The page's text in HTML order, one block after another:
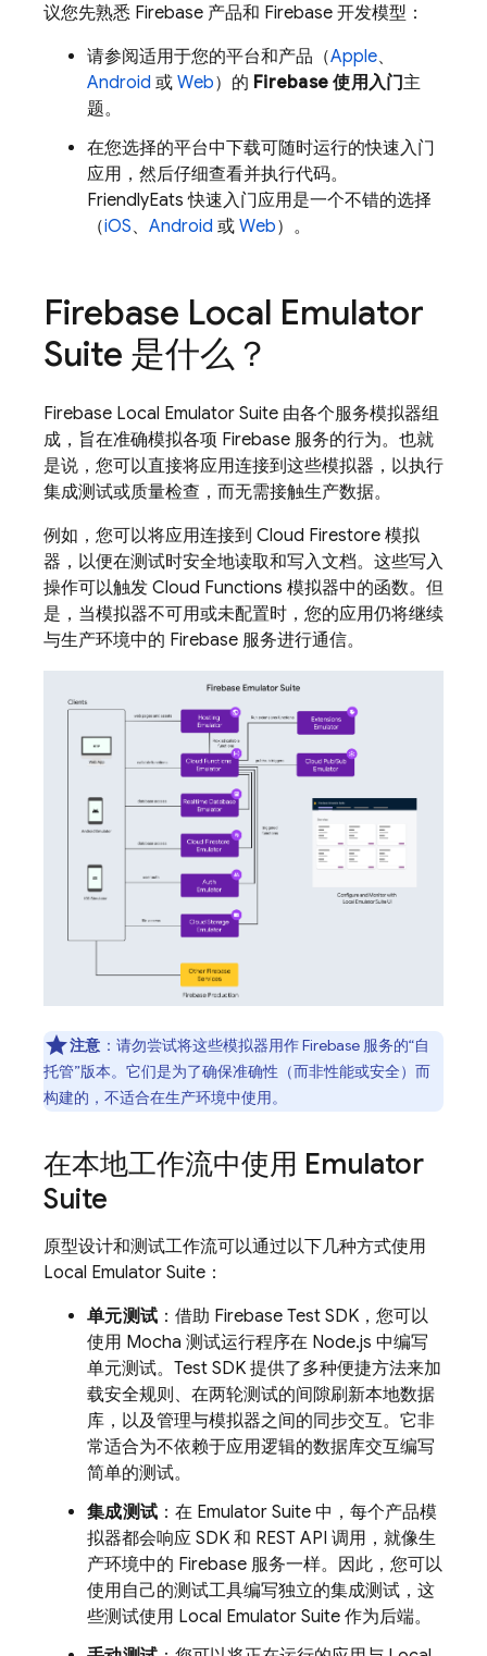
议您先熟悉 Firebase 产品和 Firebase 开发模型：
请参阅适用于您的平台和产品（Apple、
Android 或 Web）的 Firebase 使用入门主
题。
在您选择的平台中下载可随时运行的快速入门
应用，然后仔细查看并执行代码。
FriendlyEats 快速入门应用是一个不错的选择
（iOS、 Android 或 Web）。
Firebase Local Emulator
Suite 是什么？
Firebase Local Emulator Suite 由各个服务模拟器组
成，旨在准确模拟各项 Firebase 服务的行为。也就
是说，您可以直接将应用连接到这些模拟器，以执行
集成测试或质量检查，而无需接触生产数据。
例如，您可以将应用连接到 Cloud Firestore 模拟
器，以便在测试时安全地读取和写入文档。这些写入
操作可以触发 Cloud Functions 模拟器中的函数。但
是，当模拟器不可用或未配置时，您的应用仍将继续
与生产环境中的 Firebase 服务进行通信。
注意 ：请勿尝试将这些模拟器用作 Firebase 服务的“自
托管”版本。它们是为了确保准确性（而非性能或安全）而
构建的，不适合在生产环境中使用。
在本地工作流中使用 Emulator
Suite
原型设计和测试工作流可以通过以下几种方式使用
Local Emulator Suite：
单元测试 ：借助 Firebase Test SDK，您可以
使用 Mocha 测试运行程序在 Node.js 中编写
单元测试。Test SDK 提供了多种便捷方法来加
载安全规则、在两轮测试的间隙刷新本地数据
库，以及管理与模拟器之间的同步交互。它非
常适合为不依赖于应用逻辑的数据库交互编写
简单的测试。
集成测试 ：在 Emulator Suite 中，每个产品模
拟器都会响应 SDK 和 REST API 调用，就像生
产环境中的 Firebase 服务一样。因此，您可以
使用自己的测试工具编写独立的集成测试，这
些测试使用 Local Emulator Suite 作为后端。